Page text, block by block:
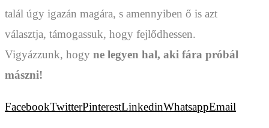
talál úgy igazán magára, s amennyiben ő is azt
választja, támogassuk, hogy fejlődhessen.
Vigyázzunk, hogy ne legyen hal, aki fára próbál
mászni!
FacebookTwitterPinterestLinkedinWhatsappEmail